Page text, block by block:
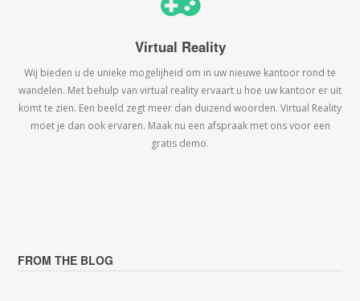
Virtual Reality
Wij bieden u de unieke mogelijheid om in uw nieuwe kantoor rond te
wandelen. Met behulp van virtual reality ervaart u hoe uw kantoor er uit
komt te zien. Een beeld zegt meer dan duizend woorden. Virtual Reality
moet je dan ook ervaren. Maak nu een afspraak met ons voor een
gratis demo.
FROM THE BLOG